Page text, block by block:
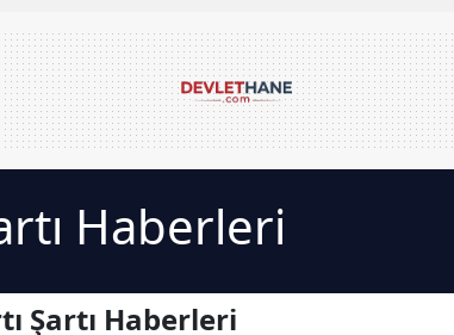
Haberleri
Şartı Haberleri